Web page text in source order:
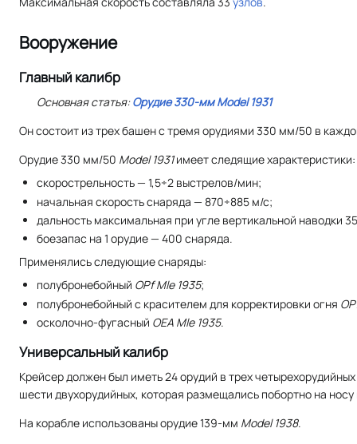
Вооружение
Главный калибр
Основная статья:Орудие 330-ммModel 1931
Он состоит из трех башен с тремя орудиями 330 мм/50 в
Орудие 330 мм/50 Model 1931имеет следящие характеристики:
скорострельность — 1,5÷2 выстрелов/мин;
начальная скорость снаряда — 870÷885 м/с;
дальность максимальная при угле вертикальной наводки
боезапас на 1 орудие — 400 снаряда.
Применялись следующие снаряды:
полубронебойный OPf Mle 1935;
полубронебойный с красителем для корректировки огня
осколочно-фугасный OEA Mle 1935.
Универсальный калибр
Крейсер должен был иметь 24 орудий в трех
шести двухорудийных, которая размещались побортно на носу
На корабле использованы орудие 139-мм Model 1938.